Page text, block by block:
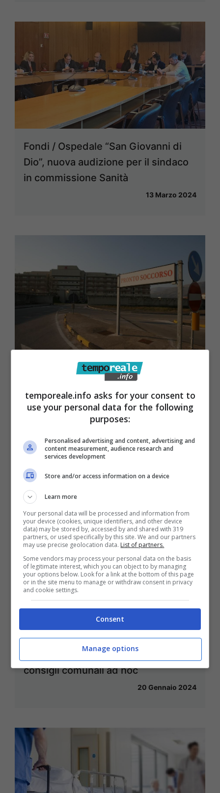
Fondi / Ospedale “San Giovanni di
Dio”, nuova audizione per il sindaco
in commissione Sanità
13 Marzo 2024
Fondi / Ospedale “San Giovanni di
Dio”, sopralluogo del presidente
della Commissione regionale Sanità
Futuro ospedali di Fondi e Terracina,
il Pd propone lo svolgimento di
consigli comunali ad hoc
20 Gennaio 2024
temporeale.info asks for your consent to
use your personal data for the following
purposes:
Personalised advertising and content, advertising and
content measurement, audience research and
services development
Store and/or access information on a device
Learn more
Your personal data will be processed and information from
your device (cookies, unique identifiers, and other device
data) may be stored by, accessed by and shared with 319
partners, or used specifically by this site. We and our partners
may use precise geolocation data. List of partners.
Some vendors may process your personal data on the basis
of legitimate interest, which you can object to by managing
your options below. Look for a link at the bottom of this page
or in the site menu to manage or withdraw consent in privacy
and cookie settings.
Consent
Manage options